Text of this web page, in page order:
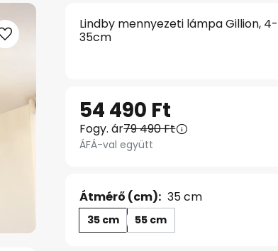
Lindby mennyezeti lámpa Gillion,
35cm
54 490 Ft
Fogy. ár79 490 Ft
ÁFÁ-val együtt
Átmérő (cm): 35 cm
35 cm 55 cm